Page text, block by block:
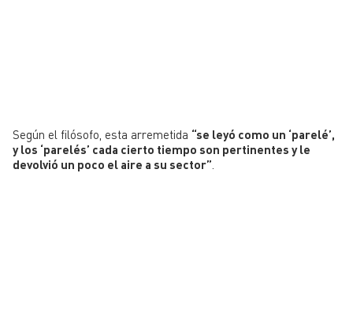
Según el filósofo, esta arremetida “se leyó como un ‘parelé’,
y los ‘parelés’ cada cierto tiempo son pertinentes y le
devolvió un poco el aire a su sector”